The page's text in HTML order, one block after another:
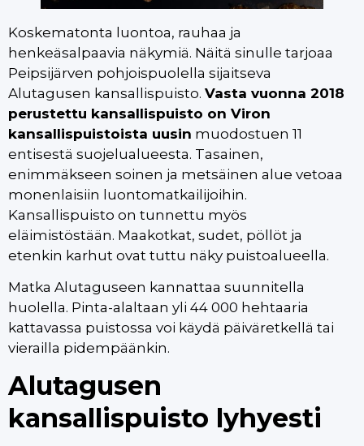
Koskematonta luontoa, rauhaa ja
henkeäsalpaavia näkymiä. Näitä sinulle tarjoaa
Peipsijärven pohjoispuolella sijaitseva
Alutagusen kansallispuisto. Vasta vuonna 2018
perustettu kansallispuisto on Viron
kansallispuistoista uusin muodostuen 11
entisestä suojelualueesta. Tasainen,
enimmäkseen soinen ja metsäinen alue vetoaa
monenlaisiin luontomatkailijoihin.
Kansallispuisto on tunnettu myös
eläimistöstään. Maakotkat, sudet, pöllöt ja
etenkin karhut ovat tuttu näky puistoalueella.
Matka Alutaguseen kannattaa suunnitella
huolella. Pinta-alaltaan yli 44 000 hehtaaria
kattavassa puistossa voi käydä päiväretkellä tai
vierailla pidempäänkin.
Alutagusen
kansallispuisto lyhyesti